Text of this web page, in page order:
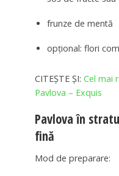
frunze de mentă
opțional: flori
CITEȘTE ȘI: Cel mai
Pavlova – Exquis
Pavlova în
fină
Mod de preparare: